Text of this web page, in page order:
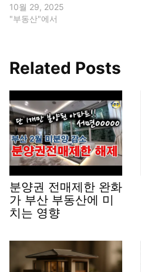
10월 29, 2025
"부동산"에서
Related Posts
분양권 전매제한 완화
가 부산 부동산에 미
치는 영향